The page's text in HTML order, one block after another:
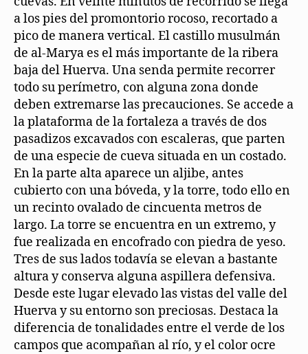
a los pies del promontorio rocoso, recortado a
pico de manera vertical. El castillo musulmán
de al-Marya es el más importante de la ribera
baja del Huerva. Una senda permite recorrer
todo su perímetro, con alguna zona donde
deben extremarse las precauciones. Se accede a
la plataforma de la fortaleza a través de dos
pasadizos excavados con escaleras, que parten
de una especie de cueva situada en un costado.
En la parte alta aparece un aljibe, antes
cubierto con una bóveda, y la torre, todo ello en
un recinto ovalado de cincuenta metros de
largo. La torre se encuentra en un extremo, y
fue realizada en encofrado con piedra de yeso.
Tres de sus lados todavía se elevan a bastante
altura y conserva alguna aspillera defensiva.
Desde este lugar elevado las vistas del valle del
Huerva y su entorno son preciosas. Destaca la
diferencia de tonalidades entre el verde de los
campos que acompañan al río, y el color ocre